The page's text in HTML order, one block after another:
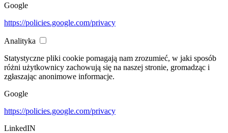
Google
https://policies.google.com/privacy
Analityka
Statystyczne pliki cookie pomagają nam zrozumieć, w jaki sposób
różni użytkownicy zachowują się na naszej stronie, gromadząc i
zgłaszając anonimowe informacje.
Google
https://policies.google.com/privacy
LinkedIN